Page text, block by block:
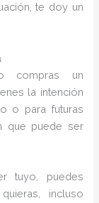
te doy un
compras un
la intención
o para futuras
que puede ser
tuyo, puedes
incluso